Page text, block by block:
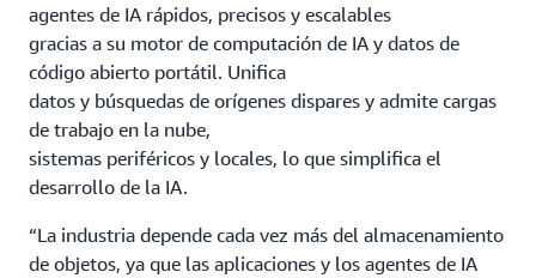
agentes de IA rápidos, precisos y escalables
gracias a su motor de computación de IA y datos de
código abierto portátil. Unifica
datos y búsquedas de orígenes dispares y admite cargas
de trabajo en la nube,
sistemas periféricos y locales, lo que simplifica el
desarrollo de la IA.
“La industria depende cada vez más del almacenamiento
de objetos, ya que las aplicaciones y los agentes de IA